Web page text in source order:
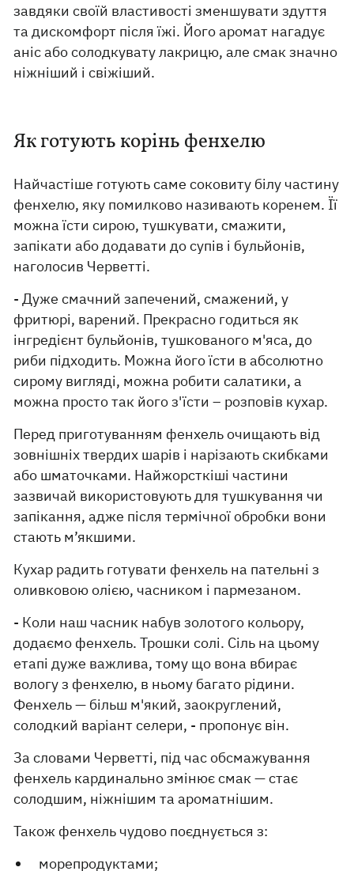
завдяки своїй властивості зменшувати здуття
та дискомфорт після їжі. Його аромат нагадує
аніс або солодкувату лакрицю, але смак значно
ніжніший і свіжіший.
Як готують корінь фенхелю
Найчастіше готують саме соковиту білу частину
фенхелю, яку помилково називають коренем. Її
можна їсти сирою, тушкувати, смажити,
запікати або додавати до супів і бульйонів,
наголосив Черветті.
- Дуже смачний запечений, смажений, у
фритюрі, варений. Прекрасно годиться як
інгредієнт бульйонів, тушкованого м'яса, до
риби підходить. Можна його їсти в абсолютно
сирому вигляді, можна робити салатики, а
можна просто так його з'їсти – розповів кухар.
Перед приготуванням фенхель очищають від
зовнішніх твердих шарів і нарізають скибками
або шматочками. Найжорсткіші частини
зазвичай використовують для тушкування чи
запікання, адже після термічної обробки вони
стають м’якшими.
Кухар радить готувати фенхель на пательні з
оливковою олією, часником і пармезаном.
- Коли наш часник набув золотого кольору,
додаємо фенхель. Трошки солі. Сіль на цьому
етапі дуже важлива, тому що вона вбирає
вологу з фенхелю, в ньому багато рідини.
Фенхель — більш м'який, заокруглений,
солодкий варіант селери, - пропонує він.
За словами Черветті, під час обсмажування
фенхель кардинально змінює смак — стає
солодшим, ніжнішим та ароматнішим.
Також фенхель чудово поєднується з:
морепродуктами;